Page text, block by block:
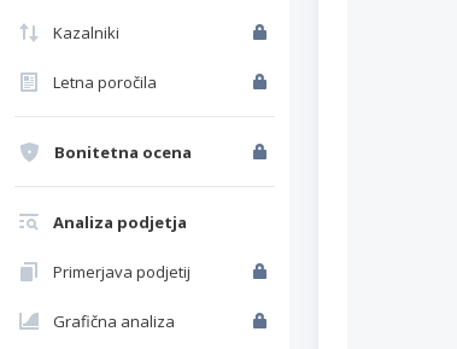
Kazalniki
Letna poročila
Bonitetna ocena
Analiza podjetja
Primerjava podjetij
Grafična analiza